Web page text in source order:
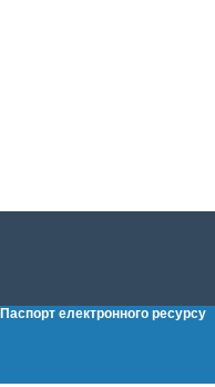
Паспорт електронного ресурсу